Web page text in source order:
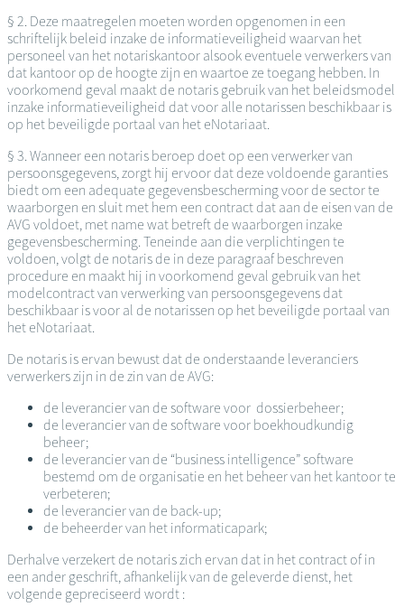
§ 2. Deze maatregelen moeten worden opgenomen in een
schriftelijk beleid inzake de informatieveiligheid waarvan het
personeel van het notariskantoor alsook eventuele verwerkers van
dat kantoor op de hoogte zijn en waartoe ze toegang hebben. In
voorkomend geval maakt de notaris gebruik van het beleidsmodel
inzake informatieveiligheid dat voor alle notarissen beschikbaar is
op het beveiligde portaal van het eNotariaat.
§ 3. Wanneer een notaris beroep doet op een verwerker van
persoonsgegevens, zorgt hij ervoor dat deze voldoende garanties
biedt om een adequate gegevensbescherming voor de sector te
waarborgen en sluit met hem een contract dat aan de eisen van de
AVG voldoet, met name wat betreft de waarborgen inzake
gegevensbescherming. Teneinde aan die verplichtingen te
voldoen, volgt de notaris de in deze paragraaf beschreven
procedure en maakt hij in voorkomend geval gebruik van het
modelcontract van verwerking van persoonsgegevens dat
beschikbaar is voor al de notarissen op het beveiligde portaal van
het eNotariaat.
De notaris is ervan bewust dat de onderstaande leveranciers
verwerkers zijn in de zin van de AVG:
de leverancier van de software voor dossierbeheer;
de leverancier van de software voor boekhoudkundig
beheer;
de leverancier van de “business intelligence” software
bestemd om de organisatie en het beheer van het kantoor te
verbeteren;
de leverancier van de back-up;
de beheerder van het informaticapark;
Derhalve verzekert de notaris zich ervan dat in het contract of in
een ander geschrift, afhankelijk van de geleverde dienst, het
volgende gepreciseerd wordt :